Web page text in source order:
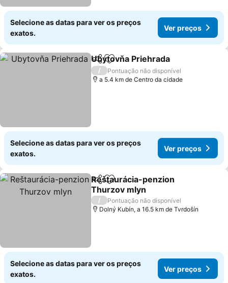
Selecione as datas para ver os preços
exatos.
Ver preços
PartilharAdicionar aos favoritos
Ubytovňa Priehrada
/
Pontuação não disponível
a 5.4 km de Centro da cidade
Selecione as datas para ver os preços
exatos.
Ver preços
PartilharAdicionar aos favoritos
Reštaurácia-penzion
Thurzov mlyn
/
Pontuação não disponível
Dolný Kubín, a 16.5 km de Tvrdošín
Selecione as datas para ver os preços
exatos.
Ver preços